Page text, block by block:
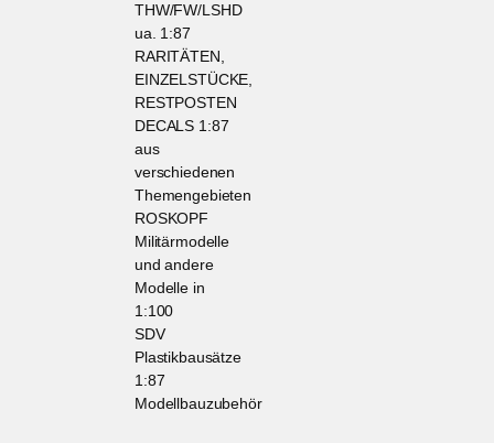
THW/FW/LSHD
ua. 1:87
RARITÄTEN,
EINZELSTÜCKE,
RESTPOSTEN
DECALS 1:87
aus
verschiedenen
Themengebieten
ROSKOPF
Militärmodelle
und andere
Modelle in
1:100
SDV
Plastikbausätze
1:87
Modellbauzubehör